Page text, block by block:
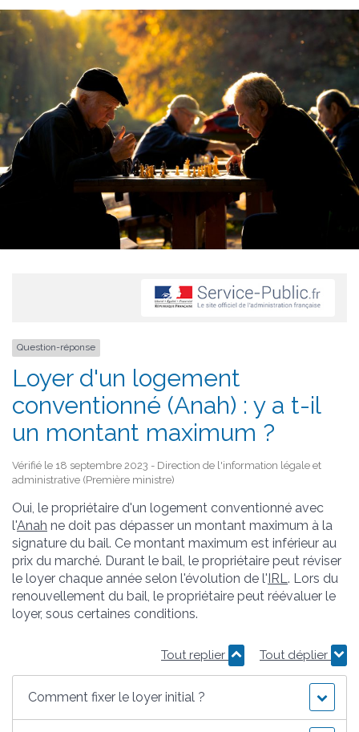
Question-réponse
Loyer d'un logement
conventionné (Anah) : y a t-il
un montant maximum ?
Vérifié le 18 septembre 2023 - Direction de l'information légale et
administrative (Première ministre)
Oui, le propriétaire d'un logement conventionné avec
l'Anah ne doit pas dépasser un montant maximum à la
signature du bail. Ce montant maximum est inférieur au
prix du marché. Durant le bail, le propriétaire peut réviser
le loyer chaque année selon l'évolution de l'IRL . Lors du
renouvellement du bail, le propriétaire peut réévaluer le
loyer, sous certaines conditions.
Tout replier Tout déplier
Comment fixer le loyer initial ?